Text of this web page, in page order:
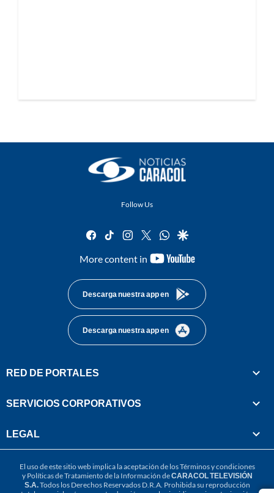
Follow Us
facebook
tiktok instagram
twitterwhatsapp
google
More content in
youtube-
Descarga nuestra app en
Descarga nuestra app en
RED DE PORTALES
SERVICIOS CORPORATIVOS
LEGAL
El uso de este sitio web implica la aceptación de losTérminos y condiciones
y Políticas de Tratamiento de la Información deCARACOL TELEVISIÓN
S.A.Todos los Derechos Reservados D.R.A. Prohibida su reproducción